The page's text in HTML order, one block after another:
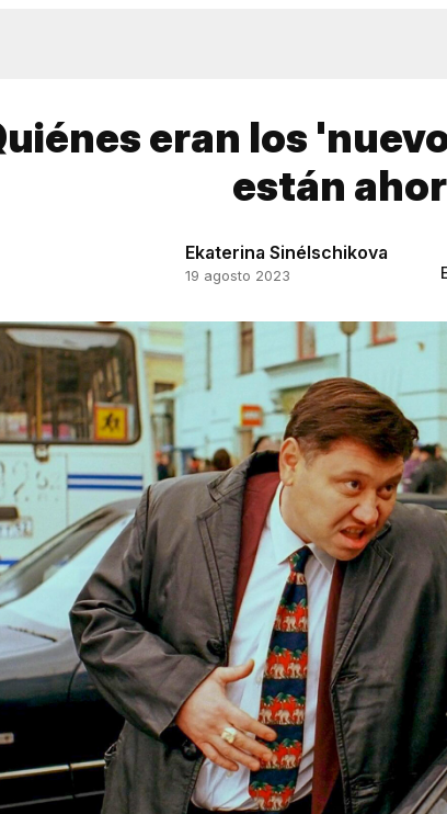
eran los
están
Ekaterina Sinélschikova
19 agosto 2023